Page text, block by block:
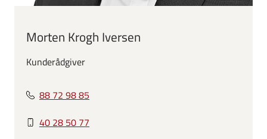
Morten Krogh Iversen
Kunderådgiver
88 72 98 85
40 28 50 77